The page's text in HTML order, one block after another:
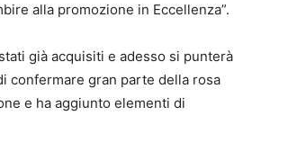
alla promozione in Eccellenza”.
già acquisiti e adesso si punterà
confermare gran parte della rosa
e ha aggiunto elementi di